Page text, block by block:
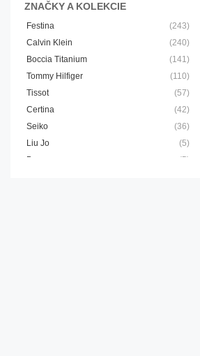
ZNAČKY A KOLEKCIE
Festina
(243)
Calvin Klein
(240)
Boccia Titanium
(141)
Tommy Hilfiger
(110)
Tissot
(57)
Certina
(42)
Seiko
(36)
Liu Jo
(5)
Brosway
(5)